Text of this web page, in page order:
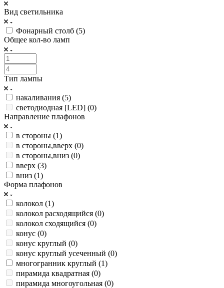
Вид светильника
Фонарный столб (5)
Общее кол-во ламп
Тип лампы
накаливания (5)
светодиодная [LED] (0)
Направление плафонов
в стороны (1)
в стороны,вверх (0)
в стороны,вниз (0)
вверх (3)
вниз (1)
Форма плафонов
колокол (1)
колокол расходящийся (0)
колокол сходящийся (0)
конус (0)
конус круглый (0)
конус круглый усеченный (0)
многогранник круглый (1)
пирамида квадратная (0)
пирамида многоугольная (0)